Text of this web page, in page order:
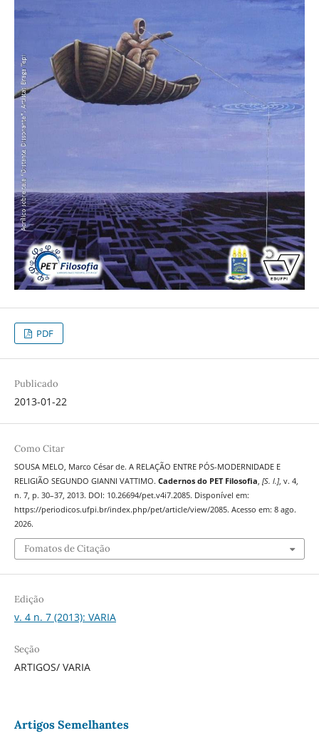
PDF
Publicado
2013-01-22
Como Citar
SOUSA MELO, Marco César de. A RELAÇÃO ENTRE PÓS-MODERNIDADE E
RELIGIÃO SEGUNDO GIANNI VATTIMO. Cadernos do PET Filosofia [S. l.], v. 4,
n. 7, p. 30–37, 2013. DOI: 10.26694/pet.v4i7.2085. Disponível em:
https://periodicos.ufpi.br/index.php/pet/article/view/2085. Acesso em: 8 ago.
2026.
Fomatos de Citação
Edição
v. 4 n. 7 (2013): VARIA
Seção
ARTIGOS/ VARIA
Artigos Semelhantes